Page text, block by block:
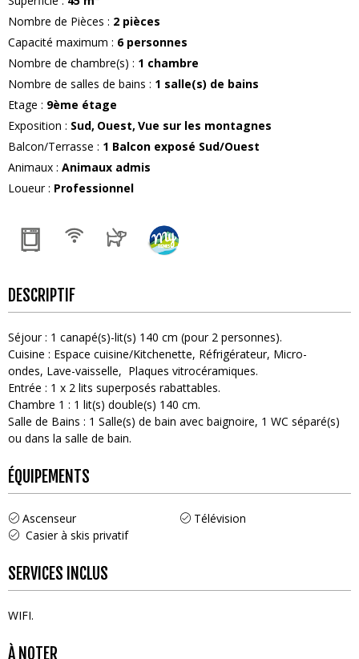
Nombre de Pièces : 2 pièces
Capacité maximum : 6 personnes
Nombre de chambre(s) : 1 chambre
Nombre de salles de bains : 1 salle(s) de bains
Etage : 9ème étage
Exposition : Sud Ouest Vue sur les montagnes
Balcon/Terrasse : 1 Balcon exposé Sud/Ouest
Animaux : Animaux admis
Loueur: Professionnel
DESCRIPTIF
Séjour: 1 canapé(s)-lit(s) 140 cm (pour 2 personnes)
Cuisine : Espace cuisine/Kitchenette Réfrigérateur Micro-
ondes Lave-vaisselle
Plaques vitrocéramiques
Entrée : 1 x 2 lits superposés rabattables
Chambre 1 : 1 lit(s) double(s) 140 cm
Salle de Bains : 1 Salle(s) de bain avec baignoire 1 WC séparé(s)
ou dans la salle de bain
ÉQUIPEMENTS
Ascenseur
Télévision
Casier à skis privatif
SERVICES INCLUS
WIFI
À NOTER